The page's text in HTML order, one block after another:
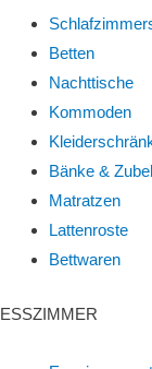
Betten
Nachttische
Kommoden
Bänke &
Matratzen
Lattenroste
Bettwaren
ESSZIMMER